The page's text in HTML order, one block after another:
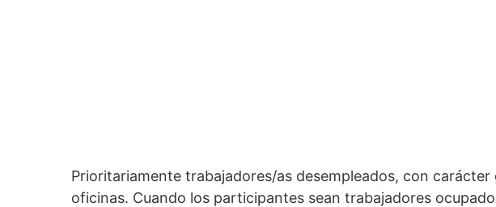
Prioritariamente trabajadores/as desempleados, con
oficinas. Cuando los participantes sean trabajadores